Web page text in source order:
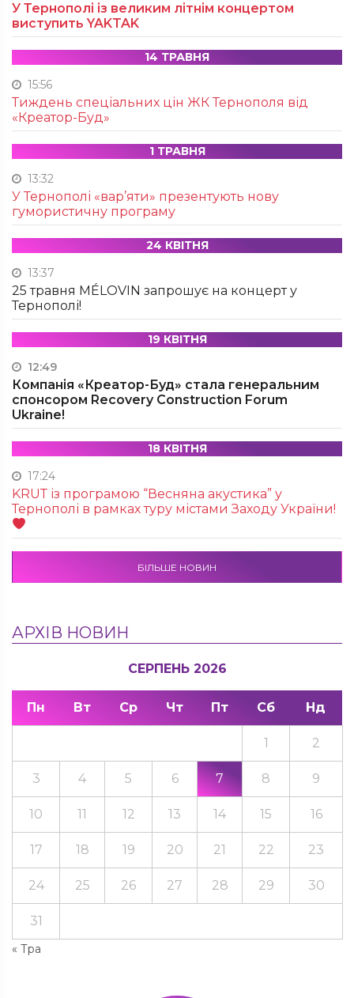
У Тернополі із великим літнім концертом
виступить YAKTAK
14 ТРАВНЯ
15:56
Тиждень спеціальних цін ЖК Тернополя від
«Креатор-Буд»
1 ТРАВНЯ
13:32
У Тернополі «вар’яти» презентують нову
гумористичну програму
24 КВІТНЯ
13:37
25 травня MÉLOVIN запрошує на концерт у
Тернополі!
19 КВІТНЯ
12:49
Компанія «Креатор-Буд» стала генеральним
спонсором Recovery Construction Forum
Ukraine!
18 КВІТНЯ
17:24
KRUТ із програмою “Весняна акустика” у
Тернополі в рамках туру містами Заходу України!
БІЛЬШЕ НОВИН
АРХІВ НОВИН
СЕРПЕНЬ 2026
Пн Вт Ср Чт Пт Сб Нд
« Тра
1 2
3 4 5 6 7 8 9
10 11 12 13 14 15 16
17 18 19 20 21 22 23
24 25 26 27 28 29 30
31